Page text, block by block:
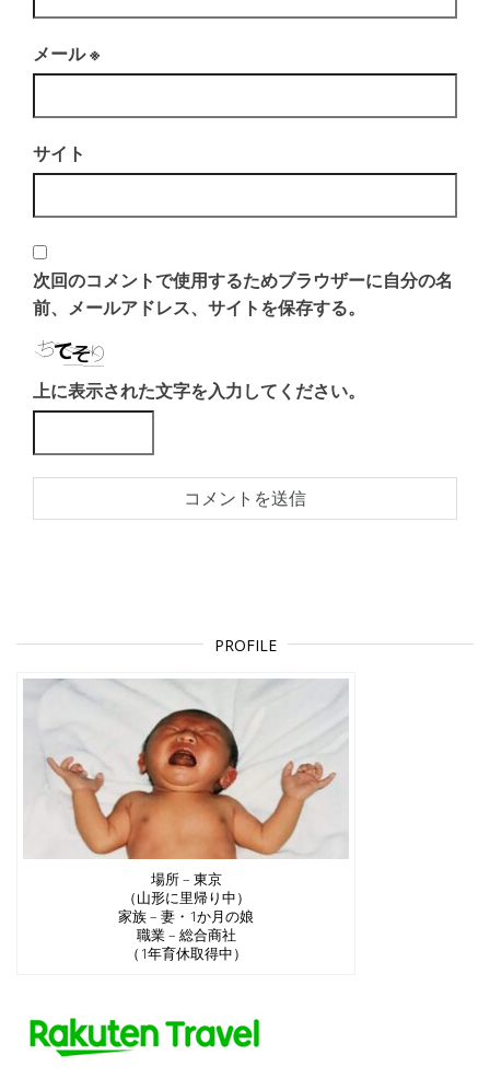
メール※
サイト
次回のコメントで使用するためブラウザーに自分の名
前、メールアドレス、サイトを保存する。
上に表示された文字を入力してください。
PROFILE
場所 – 東京
（山形に里帰り中）
家族 – 妻・1か月の娘
職業 – 総合商社
（1年育休取得中）